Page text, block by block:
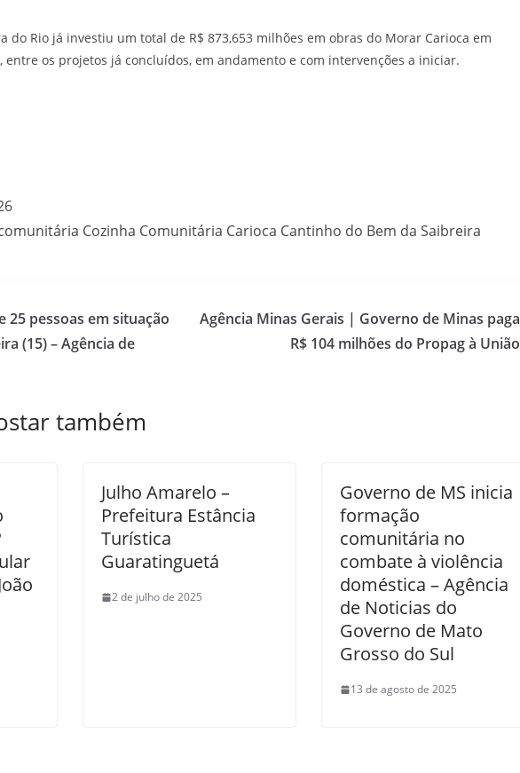
do Rio já investiu um total de R$ 873,653 milhões em obras do Morar Carioca em
entre os projetos já concluídos, em andamento e com intervenções a iniciar.
Cozinha Comunitária Carioca Cantinho do Bem da Saibreira
25 pessoas em situação
(15) – Agência de
Agência Minas Gerais | Governo de Minas paga
R$ 104 milhões do Propag à União
também
Julho Amarelo –
Prefeitura Estância
Turística
Guaratinguetá
2 de julho de 2025
Governo de MS inicia
formação
comunitária no
combate à violência
doméstica – Agência
de Noticias do
Governo de Mato
Grosso do Sul
13 de agosto de 2025